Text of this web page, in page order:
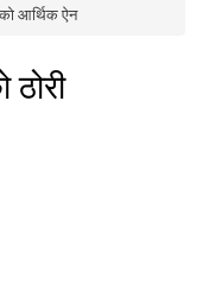
आर्थिक ऐन